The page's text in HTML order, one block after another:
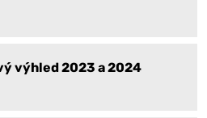
výhled 2023 a 2024